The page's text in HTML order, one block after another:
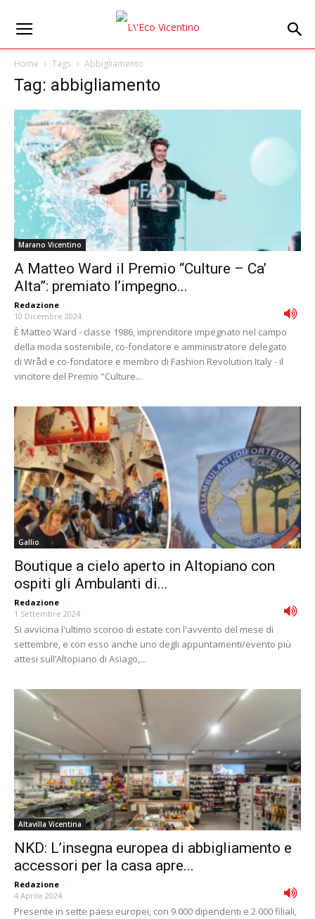
Home Tags Abbigliamento
Tag: abbigliamento
Marano Vicentino
A Matteo Ward il Premio “Culture – Ca’
Alta”: premiato l’impegno...
Redazione -
10 Dicembre 2024
È Matteo Ward - classe 1986, imprenditore impegnato nel campo
della moda sostenibile, co-fondatore e amministratore delegato
di Wråd e co-fondatore e membro di Fashion Revolution Italy - il
vincitore del Premio "Culture...
Gallio
Boutique a cielo aperto in Altopiano con
ospiti gli Ambulanti di...
Redazione -
1 Settembre 2024
Si avvicina l'ultimo scorcio di estate con l'avvento del mese di
settembre, e con esso anche uno degli appuntamenti/evento più
attesi sull’Altopiano di Asiago,...
Altavilla Vicentina
NKD: L’insegna europea di abbigliamento e
accessori per la casa apre...
Redazione -
4 Aprile 2024
Presente in sette paesi europei, con 9.000 dipendenti e 2.000 filiali,